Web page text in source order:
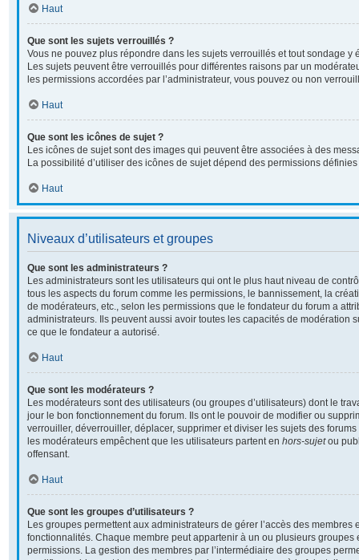
Haut
Que sont les sujets verrouillés ?
Vous ne pouvez plus répondre dans les sujets verrouillés et tout sondage y
Les sujets peuvent être verrouillés pour différentes raisons par un
les permissions accordées par l’administrateur, vous pouvez ou non
Haut
Que sont les icônes de sujet ?
Les icônes de sujet sont des images qui peuvent être associées à des
La possibilité d’utiliser des icônes de sujet dépend des permissions définies
Haut
Niveaux d’utilisateurs et groupes
Que sont les administrateurs ?
Les administrateurs sont les utilisateurs qui ont le plus haut niveau de
tous les aspects du forum comme les permissions, le bannissement, la
de modérateurs, etc., selon les permissions que le fondateur du forum a
administrateurs. Ils peuvent aussi avoir toutes les capacités de modération
ce que le fondateur a autorisé.
Haut
Que sont les modérateurs ?
Les modérateurs sont des utilisateurs (ou groupes d’utilisateurs) dont le
jour le bon fonctionnement du forum. Ils ont le pouvoir de modifier ou
verrouiller, déverrouiller, déplacer, supprimer et diviser les sujets des
les modérateurs empêchent que les utilisateurs partent en hors-sujetou
offensant.
Haut
Que sont les groupes d’utilisateurs ?
Les groupes permettent aux administrateurs de gérer l’accès des membres
fonctionnalités. Chaque membre peut appartenir à un ou plusieurs groupes
permissions. La gestion des membres par l’intermédiaire des groupes